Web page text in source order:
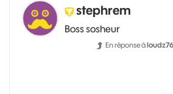
stephrem
Boss sosheur
En réponse àloudz76